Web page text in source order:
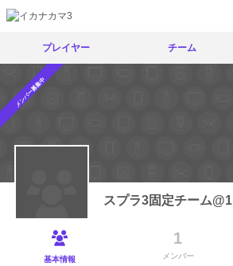
プレイヤー チーム
メンバー募集中
スプラ3固定チーム@1
基本情報
1
メンバー